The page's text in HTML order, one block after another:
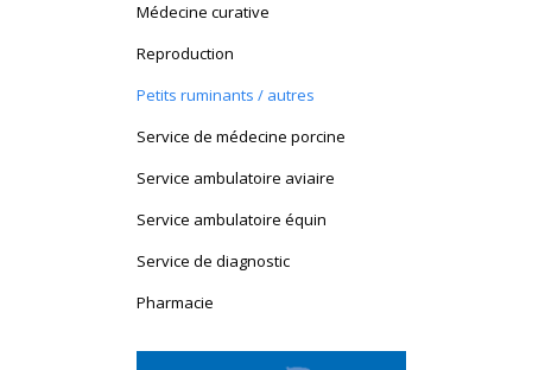
Médecine curative
Reproduction
Petits ruminants / autres
Service de médecine porcine
Service ambulatoire aviaire
Service ambulatoire équin
Service de diagnostic
Pharmacie